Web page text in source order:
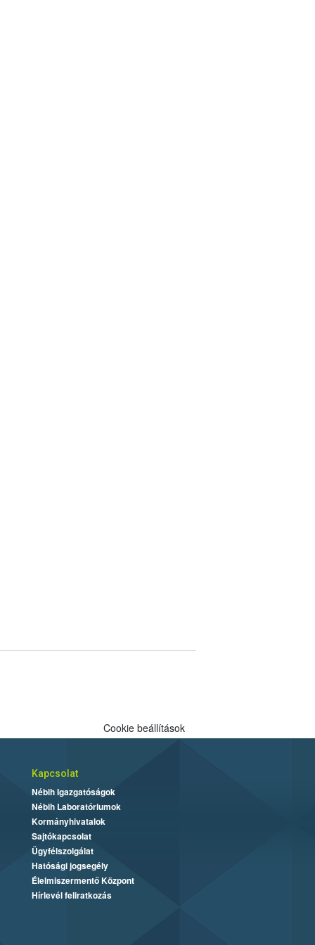
Cookie beállítások
Kapcsolat
Nébih Igazgatóságok
Nébih Laboratóriumok
Kormányhivatalok
Sajtókapcsolat
Ügyfélszolgálat
Hatósági jogsegély
Élelmiszermentő Központ
Hírlevél feliratkozás